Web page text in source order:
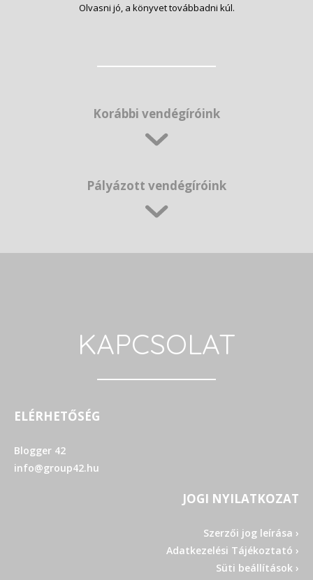
Olvasni jó, a könyvet továbbadni kúl.
Korábbi vendégíróink
Pályázott vendégíróink
KAPCSOLAT
ELÉRHETŐSÉG
Blogger 42
info@group42.hu
JOGI NYILATKOZAT
Szerzői jog leírása ›
Adatkezelési Tájékoztató ›
Süti beállítások ›